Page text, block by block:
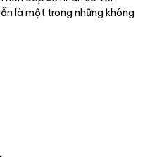
là một trong những không